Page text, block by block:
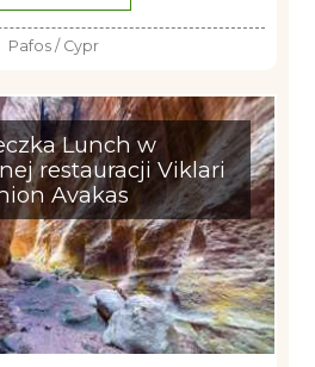
Pafos / Cypr
Lunch w
restauracji Viklari
Avakas